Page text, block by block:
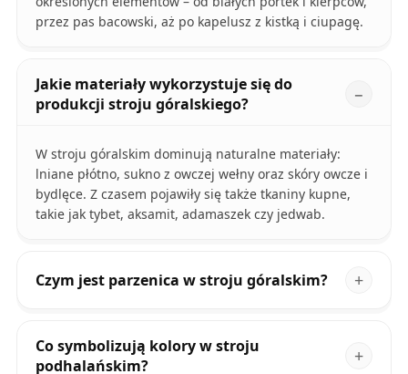
przez pas bacowski, aż po kapelusz z kistką i ciupagę.
Jakie materiały wykorzystuje się do
produkcji stroju góralskiego?
W stroju góralskim dominują naturalne materiały:
lniane płótno, sukno z owczej wełny oraz skóry owcze i
bydlęce. Z czasem pojawiły się także tkaniny kupne,
takie jak tybet, aksamit, adamaszek czy jedwab.
Czym jest parzenica w stroju góralskim?
Co symbolizują kolory w stroju
podhalańskim?